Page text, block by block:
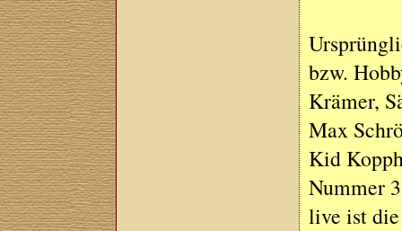
bzw.
Krämer,
Max
Kid
Nummer
live ist